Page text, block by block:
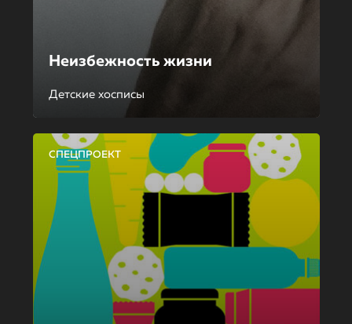
Неизбежность жизни
Детские хосписы
СПЕЦПРОЕКТ